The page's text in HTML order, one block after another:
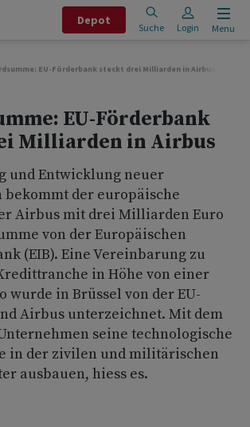
Depot
Suche Login Menu
EU-Förderbank steckt drei Milliarden in Airbus
EU-Förderbank
Milliarden in Airbus
und Entwicklung neuer
bekommt der europäische
Airbus mit drei Milliarden Euro
von der Europäischen
(EIB). Eine Vereinbarung zu
in Höhe von einer
wurde in Brüssel von der EU-
Airbus unterzeichnet. Mit dem
seine technologische
in der zivilen und militärischen
ausbauen, hiess es.